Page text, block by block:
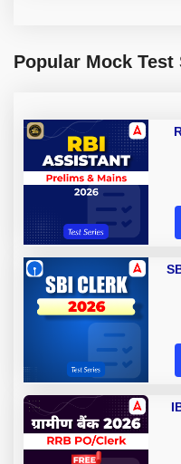
Popular Mock Test